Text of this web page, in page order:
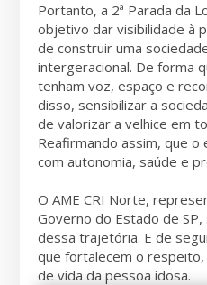
Portanto, a 2ª Parada da
objetivo dar visibilidade à
de construir uma
intergeracional. De forma
tenham voz, espaço e
disso, sensibilizar a
de valorizar a velhice em
Reafirmando assim, que
com autonomia, saúde e
O AME CRI Norte,
Governo do Estado de
dessa trajetória. E de
que fortalecem o respeito,
de vida da pessoa idosa.